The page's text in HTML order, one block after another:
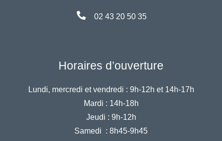
02 43 20 50 35
Horaires d’ouverture
Lundi, mercredi et vendredi : 9h-12h et 14h-17h
Mardi : 14h-18h
Jeudi : 9h-12h
Samedi : 8h45-9h45